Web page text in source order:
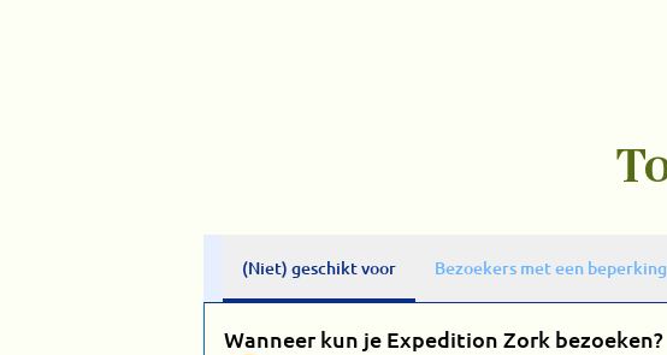
(Niet) geschikt voor Bezoekers met een beperking
Wanneer kun je Expedition Zork bezoeken?